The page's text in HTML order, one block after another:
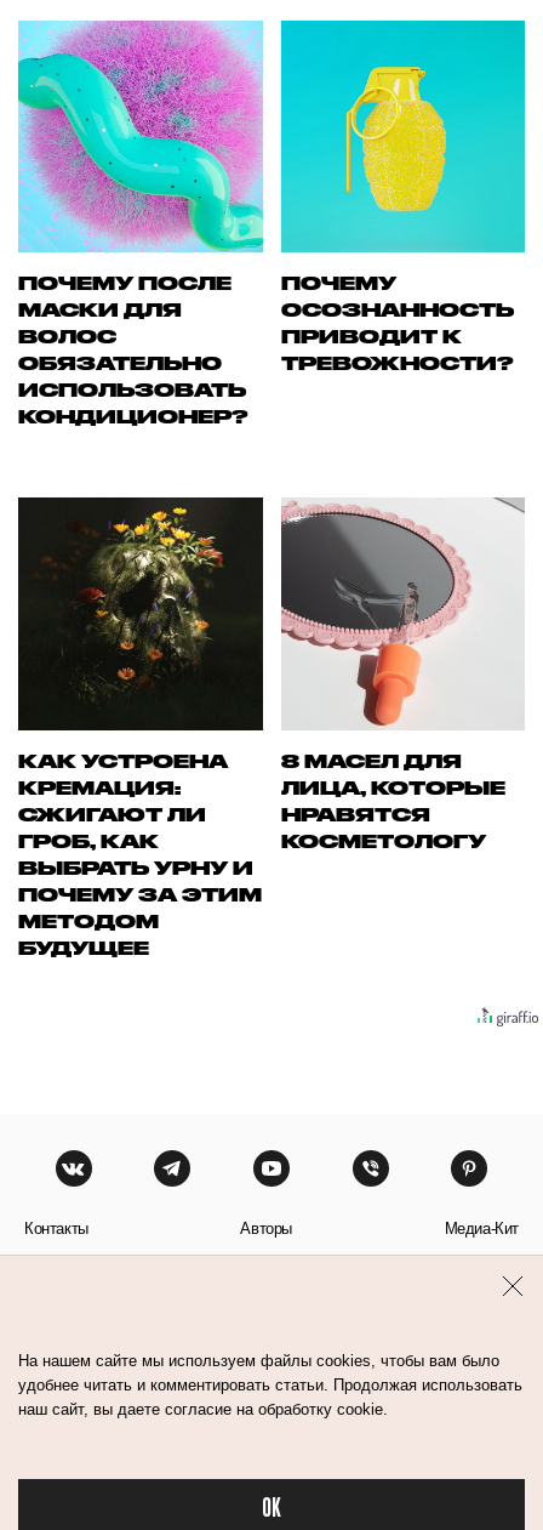
ПОЧЕМУ ПОСЛЕ
МАСКИ ДЛЯ
ВОЛОС
ОБЯЗАТЕЛЬНО
ИСПОЛЬЗОВАТЬ
КОНДИЦИОНЕР?
ПОЧЕМУ
ОСОЗНАННОСТЬ
ПРИВОДИТ К
ТРЕВОЖНОСТИ?
КАК УСТРОЕНА
КРЕМАЦИЯ:
СЖИГАЮТ ЛИ
ГРОБ, КАК
ВЫБРАТЬ УРНУ И
ПОЧЕМУ ЗА ЭТИМ
МЕТОДОМ
БУДУЩЕЕ
8 МАСЕЛ ДЛЯ
ЛИЦА, КОТОРЫЕ
НРАВЯТСЯ
КОСМЕТОЛОГУ
Контакты Авторы Медиа-Кит
На нашем сайте мы используем файлы cookies, чтобы вам было
удобнее читать и комментировать статьи. Продолжая использовать
наш сайт, вы даете согласие на обработку cookie.
OK